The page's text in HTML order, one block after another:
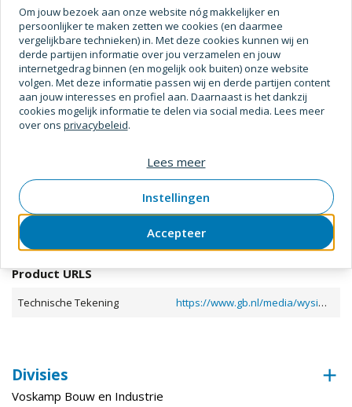
Afmetingen
Dikte
Breedte 35 mm
Gewicht (Kg) 0,33 kg
2 mm
Bewerking
Materiaal Staal
Verpakking Doos
Model Licht
Toon meer
Documenten en downloads
Product URLS
Technische Tekening https://www.gb.nl/media/wysiwyg/document/404190.PDF
Divisies
Voskamp Bouw en Industrie
Om jouw bezoek aan onze website nóg makkelijker en
persoonlijker te maken zetten we cookies (en daarmee
vergelijkbare technieken) in. Met deze cookies kunnen wij en
derde partijen informatie over jou verzamelen en jouw
internetgedrag binnen (en mogelijk ook buiten) onze website
volgen. Met deze informatie passen wij en derde partijen content
aan jouw interesses en profiel aan. Daarnaast is het dankzij
cookies mogelijk informatie te delen via social media. Lees meer
over ons privacybeleid.
Accepteer
Instellingen
Lees meer